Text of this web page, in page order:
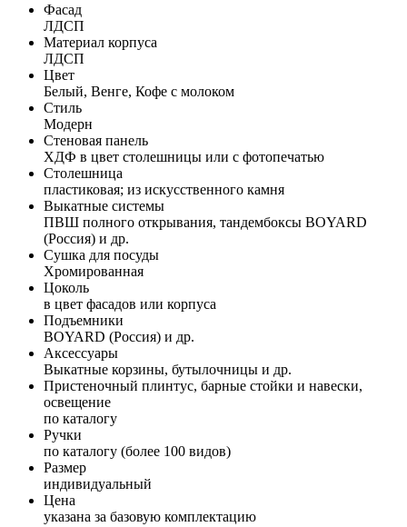
Фасад
ЛДСП
Материал корпуса
ЛДСП
Цвет
Белый, Венге, Кофе с молоком
Стиль
Модерн
Стеновая панель
ХДФ в цвет столешницы или с фотопечатью
Столешница
пластиковая; из искусственного камня
Выкатные системы
ПВШ полного открывания, тандембоксы BOYARD
(Россия) и др.
Сушка для посуды
Хромированная
Цоколь
в цвет фасадов или корпуса
Подъемники
BOYARD (Россия) и др.
Аксессуары
Выкатные корзины, бутылочницы и др.
Пристеночный плинтус, барные стойки и навески,
освещение
по каталогу
Ручки
по каталогу (более 100 видов)
Размер
индивидуальный
Цена
указана за базовую комплектацию